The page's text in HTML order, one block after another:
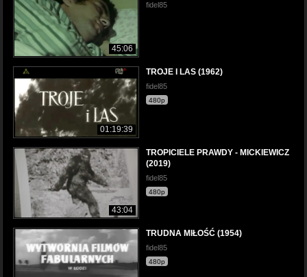
45:06
fidel85
01:19:39
TROJE I LAS (1962)
fidel85
480p
43:04
TROPICIELE PRAWDY - MICKIEWICZ
(2019)
fidel85
480p
TRUDNA MIŁOŚĆ (1954)
fidel85
480p